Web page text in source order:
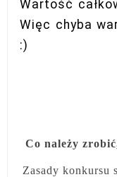
Wartość
Więc chyba
:)
Co należy
Zasady konkursu